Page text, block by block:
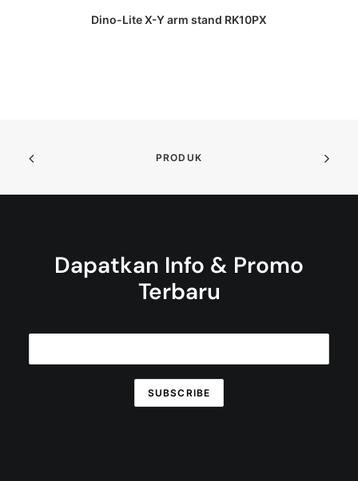
DAPATKAN PENAWARAN HARGA
Dino-Lite X-Y arm stand RK10PX
PRODUK
Dapatkan Info & Promo
Terbaru